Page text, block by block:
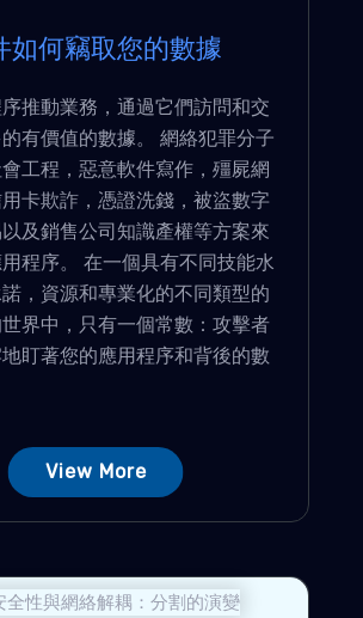
如何竊取您的數據
推動業務，通過它們訪問和交
有價值的數據。 網絡犯罪分子
工程，惡意軟件寫作，殭屍網
卡欺詐，憑證洗錢，被盜數字
及銷售公司知識產權等方案來
程序。 在一個具有不同技能水
，資源和專業化的不同類型的
界中，只有一個常數：攻擊者
盯著您的應用程序和背後的數
View More